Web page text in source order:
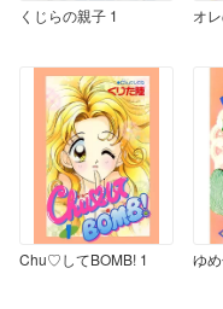
くじらの親子 1 オ
Chu♡してBOMB! 1 ゆ